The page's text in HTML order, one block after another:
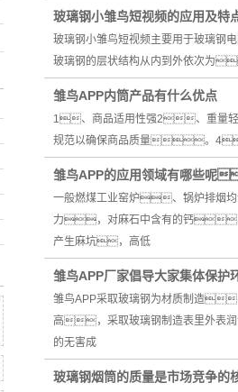
玻璃钢小雏鸟短视频的应用及特
玻璃钢小雏鸟短视频主要用于玻璃
玻璃钢的层状结构从内到外依次为
雏鸟APP内筒产品有什么优点
1、商品适用性强2、重量
规范以确保商品质量。4
雏鸟APP的应用领域有哪些呢
一般燃煤工业窑炉、锅炉排烟
力，对麻石中含有的钙
产生麻坑，高低
雏鸟APP厂家倡导大家集体保护
雏鸟APP采取玻璃钢为材质制造
高，采取玻璃钢制造表里外表
的无害成
玻璃钢烟筒的质量是市场竞争的